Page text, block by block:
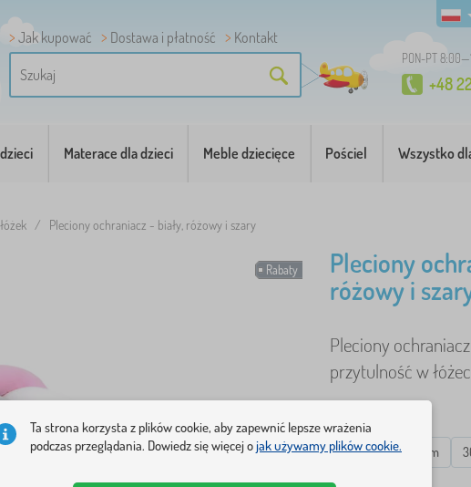
Jak kupować Dostawa i płatność Kontakt
PON-PT
+48
Materace dla dzieci Meble dziecięce Pościel Wszystko
/ Pleciony ochraniacz - biały, różowy i szary
Rabaty
Pleciony
różowy i
Pleciony
przytulność w
WYMIAR
180 cm
220 cm
Ta strona korzysta z plików cookie, aby zapewnić lepsze wrażenia
podczas przeglądania. Dowiedz się więcej ojak używamy plików cookie.